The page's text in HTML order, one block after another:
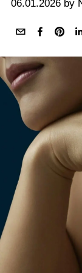
06.01.2026 by